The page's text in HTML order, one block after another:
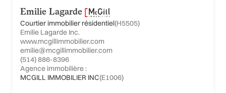
Emilie Lagarde
Courtier immobilier résidentiel(H5505)
Emilie Lagarde Inc.
www.mcgillimmobilier.com
emilie@mcgillimmobilier.com
(514) 886-8396
Agence immobilière :
MCGILL IMMOBILIER INC(E1006)